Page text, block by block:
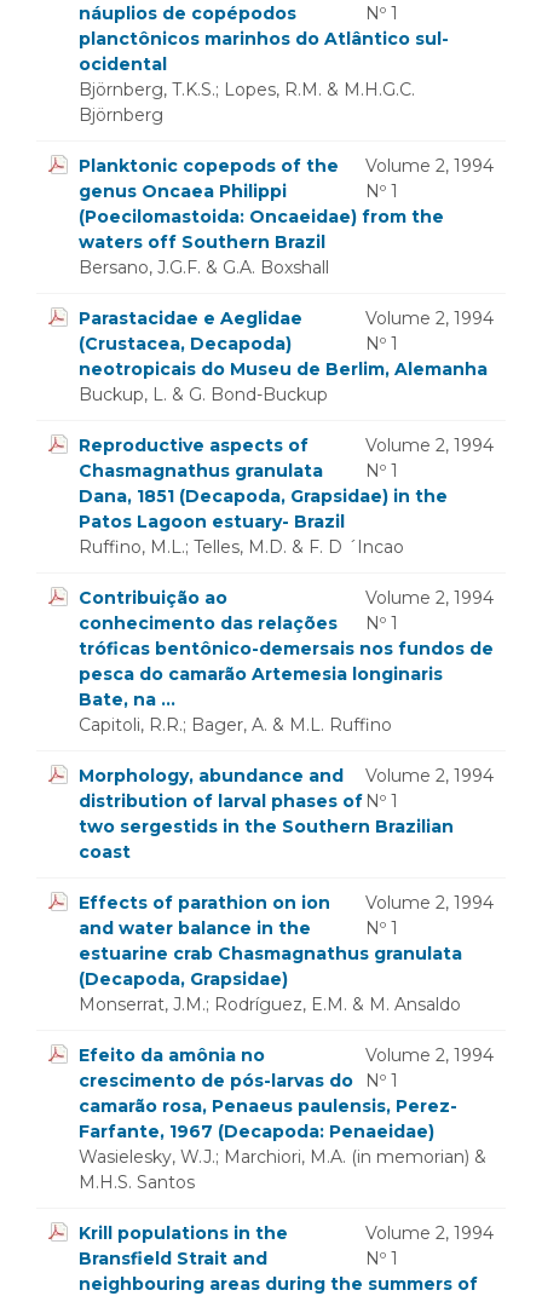
Nº 1
náuplios de copépodos
planctônicos marinhos do Atlântico sul-
ocidental
Björnberg, T.K.S.; Lopes, R.M. & M.H.G.C.
Björnberg
Volume 2, 1994
Nº 1
Planktonic copepods of the
genus Oncaea Philippi
(Poecilomastoida: Oncaeidae) from the
waters off Southern Brazil
Bersano, J.G.F. & G.A. Boxshall
Volume 2, 1994
Nº 1
Parastacidae e Aeglidae
(Crustacea, Decapoda)
neotropicais do Museu de Berlim, Alemanha
Buckup, L. & G. Bond-Buckup
Volume 2, 1994
Nº 1
Reproductive aspects of
Chasmagnathus granulata
Dana, 1851 (Decapoda, Grapsidae) in the
Patos Lagoon estuary- Brazil
Ruffino, M.L.; Telles, M.D. & F. D ´Incao
Volume 2, 1994
Nº 1
Contribuição ao
conhecimento das relações
tróficas bentônico-demersais nos fundos de
pesca do camarão Artemesia longinaris
Bate, na ...
Capitoli, R.R.; Bager, A. & M.L. Ruffino
Volume 2, 1994
Nº 1
Morphology, abundance and
distribution of larval phases of
two sergestids in the Southern Brazilian
coast
Volume 2, 1994
Nº 1
Effects of parathion on ion
and water balance in the
estuarine crab Chasmagnathus granulata
(Decapoda, Grapsidae)
Monserrat, J.M.; Rodríguez, E.M. & M. Ansaldo
Volume 2, 1994
Nº 1
Efeito da amônia no
crescimento de pós-larvas do
camarão rosa, Penaeus paulensis, Perez-
Farfante, 1967 (Decapoda: Penaeidae)
Wasielesky, W.J.; Marchiori, M.A. (in memorian) &
M.H.S. Santos
Volume 2, 1994
Nº 1
Krill populations in the
Bransfield Strait and
neighbouring areas during the summers of